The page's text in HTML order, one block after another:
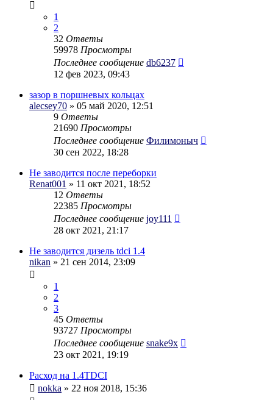
1
2
32 Ответы
59978 Просмотры
Последнее сообщение db6237
12 фев 2023, 09:43
зазор в поршневых кольцах
alecsey70 » 05 май 2020, 12:51
9 Ответы
21690 Просмотры
Последнее сообщение Филимоныч
30 сен 2022, 18:28
Не заводится после переборки
Renat001 » 11 окт 2021, 18:52
12 Ответы
22385 Просмотры
Последнее сообщение joy111
28 окт 2021, 21:17
Не заводится дизель tdci 1.4
nikan » 21 сен 2014, 23:09
1
2
3
45 Ответы
93727 Просмотры
Последнее сообщение snake9x
23 окт 2021, 19:19
Расход на 1.4TDCI
nokka » 22 ноя 2018, 15:36